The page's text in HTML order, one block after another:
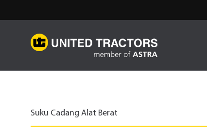
Suku Cadang Alat Berat